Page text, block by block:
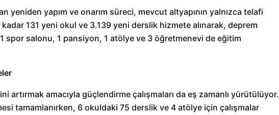
yeniden yapım ve onarım süreci, mevcut altyapının yalnızca telafi
131 yeni okul ve 3.139 yeni derslik hizmete alınarak, deprem
1 spor salonu, 1 pansiyon, 1 atölye ve 3 öğretmenevi de eğitim
artırmak amacıyla güçlendirme çalışmaları da eş zamanlı yürütülüyor.
tamamlanırken, 6 okuldaki 75 derslik ve 4 atölye için çalışmalar
Ulaşım
70 Zam Geliyor
2025
Şehitkamil Belediyesi işçi alımı
yapacak, işte şartlar
18/04/2025